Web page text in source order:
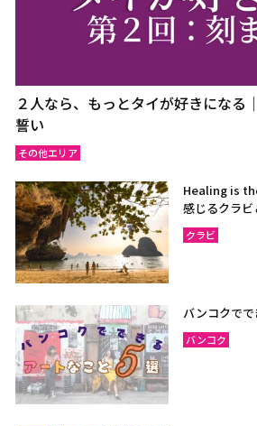
２人なら、もっとタイが好きになる
誓い
その他エリア
Healing is
感じるクラ
クラビ
バンコクで
バンコク